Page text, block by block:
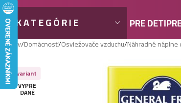
KATEGÓRIE PRE DETI
Domov/Domácnosť/Osviežovače vzduchu/Náhradné
VYPRE
DANÉ
Viac variant